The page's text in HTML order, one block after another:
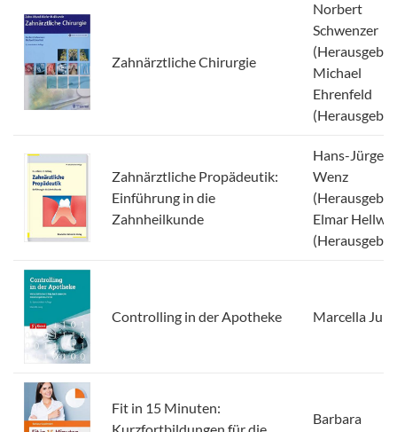
Zahnärztliche Chirurgie
Norbert
Schwenzer
Michael
Ehrenfeld
Zahnärztliche Propädeutik:
Einführung in die
Zahnheilkunde
Hans-Jürgen
Wenz
Elmar Hellwig
Controlling in der Apotheke Marcella Jung
Fit in 15 Minuten:
Barbara